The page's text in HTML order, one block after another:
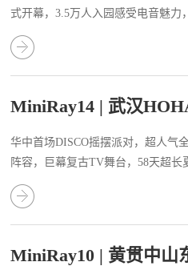
式开幕，3.5万人入园感受电音魅力
电音节开幕入园量纪录！
华中首场DISCO摇摆派对，超人气
阵容，巨幕复古TV舞台，58天超长
欢。�